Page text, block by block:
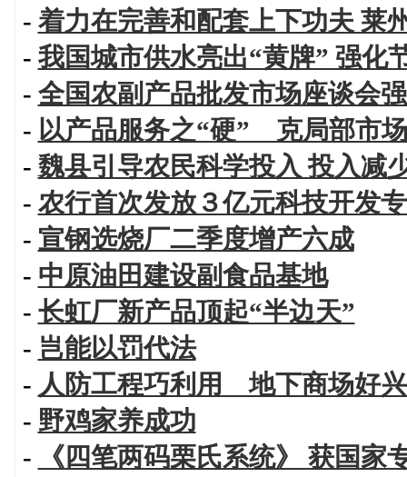
- 着力在完善和配套上下功夫 莱
- 我国城市供水亮出“黄牌” 强化
- 全国农副产品批发市场座谈会
- 以产品服务之“硬” 克局部市
- 魏县引导农民科学投入 投入
- 农行首次发放３亿元科技开发
- 宣钢选烧厂二季度增产六成
- 中原油田建设副食品基地
- 长虹厂新产品顶起“半边天”
- 岂能以罚代法
- 人防工程巧利用 地下商场好
- 野鸡家养成功
-
《四笔两码栗氏系统》 获国家